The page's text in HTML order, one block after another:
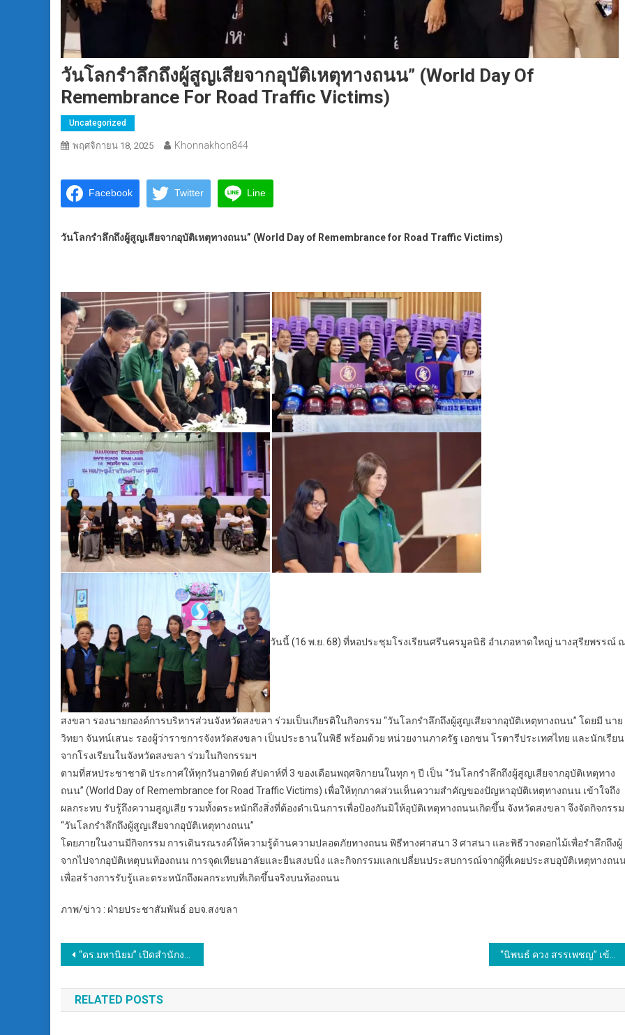
วันโลกรำลึกถึงผู้สูญเสียจากอุบัติเหตุทางถนน” (World Day Of
Remembrance For Road Traffic Victims)
Uncategorized
พฤศจิกายน 18, 2025 Khonnakhon844
Facebook Twitter Line
วันโลกรำลึกถึงผู้สูญเสียจากอุบัติเหตุทางถนน” (World Day of Remembrance for Road Traffic Victims)
วันนี้ (16 พ.ย. 68) ที่หอประชุมโรงเรียนศรีนครมูลนิธิ อำเภอหาดใหญ่ นางสุรียพรรณ์
สงขลา รองนายกองค์การบริหารส่วนจังหวัดสงขลา ร่วมเป็นเกียรติในกิจกรรม “วันโลกรำลึกถึงผู้สูญเสียจากอุบัติเหตุทางถนน” โดยมี นาย
วิทยา จันทน์เสนะ รองผู้ว่าราชการจังหวัดสงขลา เป็นประธานในพิธี พร้อมด้วย หน่วยงานภาครัฐ เอกชน โรตารีประเทศไทย และนักเรียน
จากโรงเรียนในจังหวัดสงขลา ร่วมในกิจกรรมฯ
ตามที่สหประชาชาติ ประกาศให้ทุกวันอาทิตย์ สัปดาห์ที่ 3 ของเดือนพฤศจิกายนในทุก ๆ ปี เป็น “วันโลกรำลึกถึงผู้สูญเสียจากอุบัติเหตุทาง
ถนน” (World Day of Remembrance for Road Traffic Victims) เพื่อให้ทุกภาคส่วนเห็นความสำคัญของปัญหาอุบัติเหตุทางถนน เข้าใจถึง
ผลกระทบ รับรู้ถึงความสูญเสีย รวมทั้งตระหนักถึงสิ่งที่ต้องดำเนินการเพื่อป้องกันมิให้อุบัติเหตุทางถนนเกิดขึ้น จังหวัดสงขลา จึงจัดกิจกรรม
“วันโลกรำลึกถึงผู้สูญเสียจากอุบัติเหตุทางถนน”
โดยภายในงานมีกิจกรรม การเดินรณรงค์ให้ความรู้ด้านความปลอดภัยทางถนน พิธีทางศาสนา 3 ศาสนา และพิธีวางดอกไม้เพื่อรำลึกถึงผู้
จากไปจากอุบัติเหตุบนท้องถนน การจุดเทียนอาลัยและยืนสงบนิ่ง และกิจกรรมแลกเปลี่ยนประสบการณ์จากผู้ที่เคยประสบอุบัติเหตุทางถน
เพื่อสร้างการรับรู้และตระหนักถึงผลกระทบที่เกิดขึ้นจริงบนท้องถนน
ภาพ/ข่าว : ฝ่ายประชาสัมพันธ์ อบจ.สงขลา
แนะแนว
เรื่อง
“ดร.มหานิยม” เปิดสำนักงานพรรคพลังประชารัฐ เขต 2 จ.สกลนคร พบปะแกนนำ อ.เมือง และแกนนำ ต.ด่านม่วงคำ อ.โคกศรีสุพรรณ เตรียมสู้ศึกเลือกตั้ง 2569 “นิพนธ์ ควง สรรเพชญ” เข้าพบกงสุลใหญ่จีนประจำสงขลา ร่วมหารือความร่วมมือด้านการลงทุน การท่องเที่ยว และการส่งออกสินค้าเกษตรไทยสู่จีน
RELATED POSTS